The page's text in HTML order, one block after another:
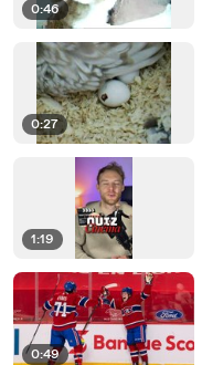
0:46
0:27
1:19
0:49